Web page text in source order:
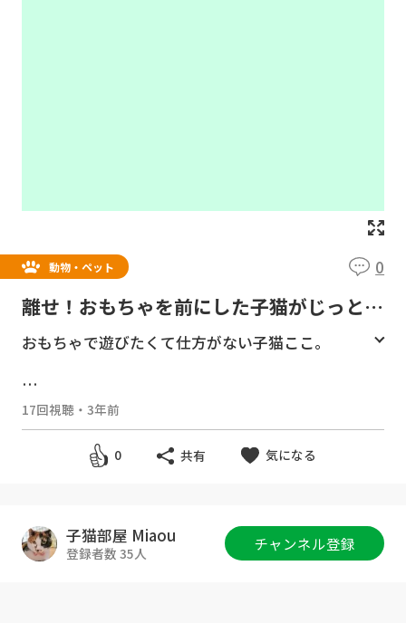
動物・ペット 0
離せ！おもちゃを前にした子猫がじっとし
てられなかった【瀬戸のここ日記】
おもちゃで遊びたくて仕方がない子猫ここ。
チャンネル登録をお願いします。
y-tv.online/channel/27/
無料動画サイト Goody!TV
https://goody-t
猫部屋グッズ :http://www.catsroom-miaou.s
hop/
17回視聴 ・ 3年前
0 共有 気になる
子猫部屋 Miaou
登録者数 35人
チャンネル登録